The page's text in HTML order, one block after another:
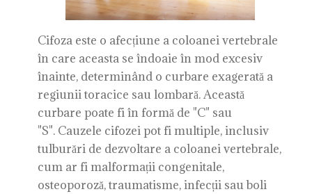
Cifoza este o afecțiune a coloanei vertebrale
în care aceasta se îndoaie în mod excesiv
înainte, determinând o curbare exagerată a
regiunii toracice sau lombară. Această
curbare poate fi în formă de "C" sau
"S". Cauzele cifozei pot fi multiple, inclusiv
tulburări de dezvoltare a coloanei vertebrale,
cum ar fi malformații congenitale,
osteoporoză, traumatisme, infecții sau boli